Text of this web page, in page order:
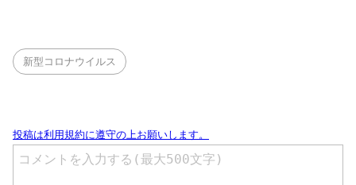
新型コロナウイルス